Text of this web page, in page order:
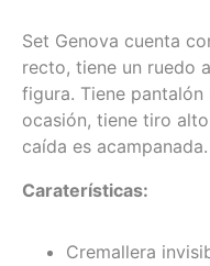
Set Genova cuenta
recto, tiene un ruedo
figura. Tiene
ocasión, tiene tiro
caída es acampanada.
Caraterísticas:
Cremallera